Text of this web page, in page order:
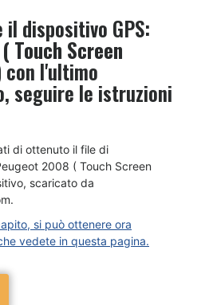
dispositivo GPS:
Touch Screen
con l'ultimo
seguire le istruzioni
di ottenuto il file di
2008 ( Touch Screen
scaricato da
si può ottenere ora
vedete in questa pagina.